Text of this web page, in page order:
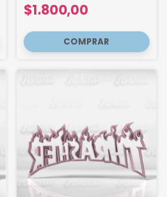
$1.800,00